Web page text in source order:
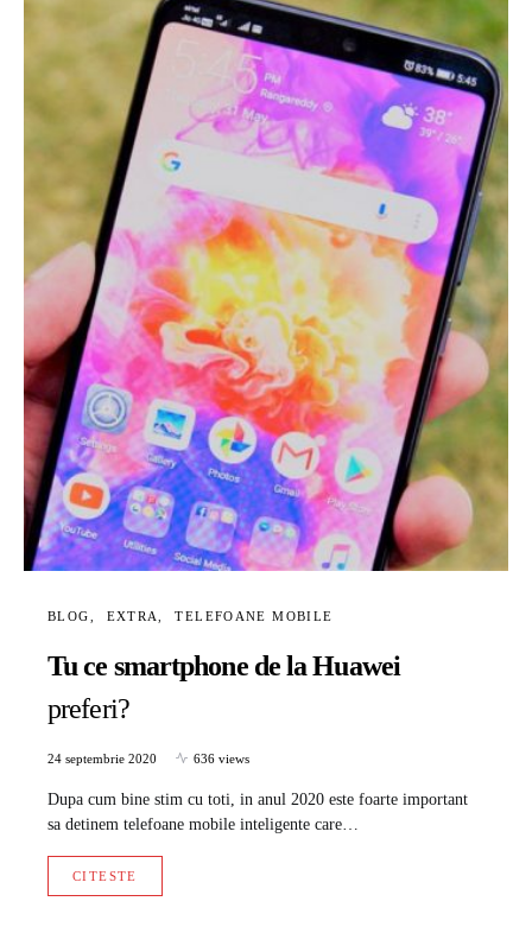
BLOG EXTRA TELEFOANE MOBILE
Tu ce smartphone de la Huawei
preferi?
24 septembrie 2020 636 views
Dupa cum bine stim cu toti, in anul 2020 este foarte important
sa detinem telefoane mobile inteligente care…
CITESTE